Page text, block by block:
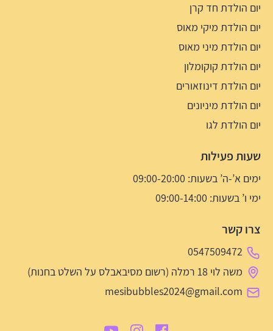
יום הולדת חד קרן
יום הולדת מיקי מאוס
יום הולדת מיני מאוס
יום הולדת קוקומלון
יום הולדת דינוזאורים
יום הולדת מיניונים
יום הולדת לגו
שעות פעילות
ימים א’-ה’ בשעות: 09:00-20:00
ימי ו’ בשעות: 09:00-14:00
צרו קשר
0547509472
משה לוי 18 רמלה (רשום מסיבאבלס על השלט בחנות)
mesibubbles2024@gmail.com